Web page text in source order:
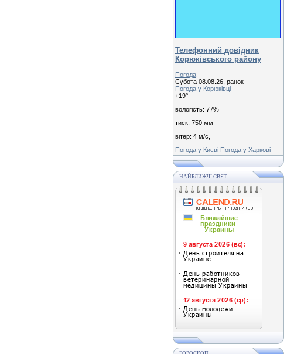
Телефонний довідник
Корюківського району
Погода
Субота 08.08.26, ранок
Погода у Корюківці
+19°
вологість: 77%
тиск: 750 мм
вітер: 4 м/с,
Погода у Києві Погода у Харкові
НАЙБЛИЖЧІ СВЯТ